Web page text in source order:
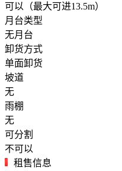
可以（最大可进13.5m）
月台类型
无月台
卸货方式
单面卸货
坡道
无
雨棚
无
可分割
不可以
租售信息